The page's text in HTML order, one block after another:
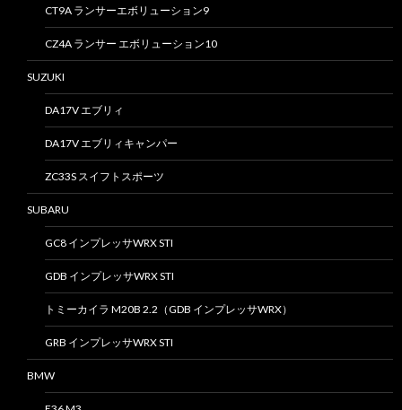
CT9A ランサーエボリューション9
CZ4A ランサー エボリューション10
SUZUKI
DA17V エブリィ
DA17V エブリィキャンパー
ZC33S スイフトスポーツ
SUBARU
GC8 インプレッサWRX STI
GDB インプレッサWRX STI
トミーカイラ M20B 2.2（GDB インプレッサWRX）
GRB インプレッサWRX STI
BMW